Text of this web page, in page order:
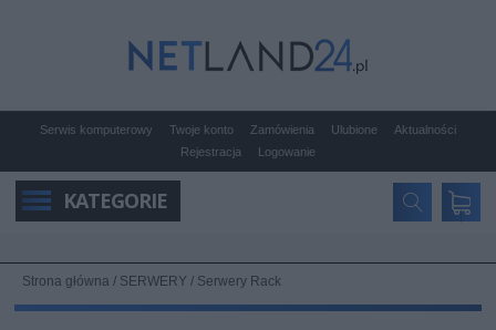
Serwis komputerowy Twoje konto Zamówienia Ulubione
Aktualności
Rejestracja
Logowanie
KATEGORIE
Strona główna / SERWERY / Serwery Rack